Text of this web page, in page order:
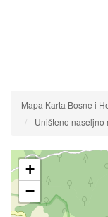
Mapa Karta Bosne i
Uništeno naseljno
+
−